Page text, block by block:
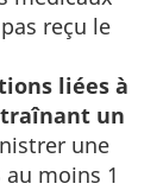
reçu le
liées à
un
une
au moins 1